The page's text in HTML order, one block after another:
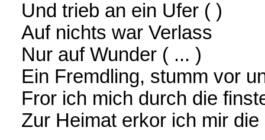
Und trieb an ein Ufer ( )
Auf nichts war Verlass
Nur auf Wunder ( ... )
Ein Fremdling, stumm vor
Fror ich mich durch die
Zur Heimat erkor ich mir die